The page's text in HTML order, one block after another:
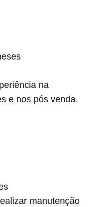
na
e nos pós venda.
manutenção